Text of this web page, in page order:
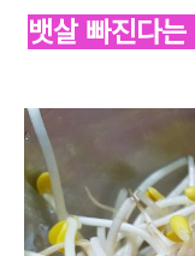
뱃살 빠진다는